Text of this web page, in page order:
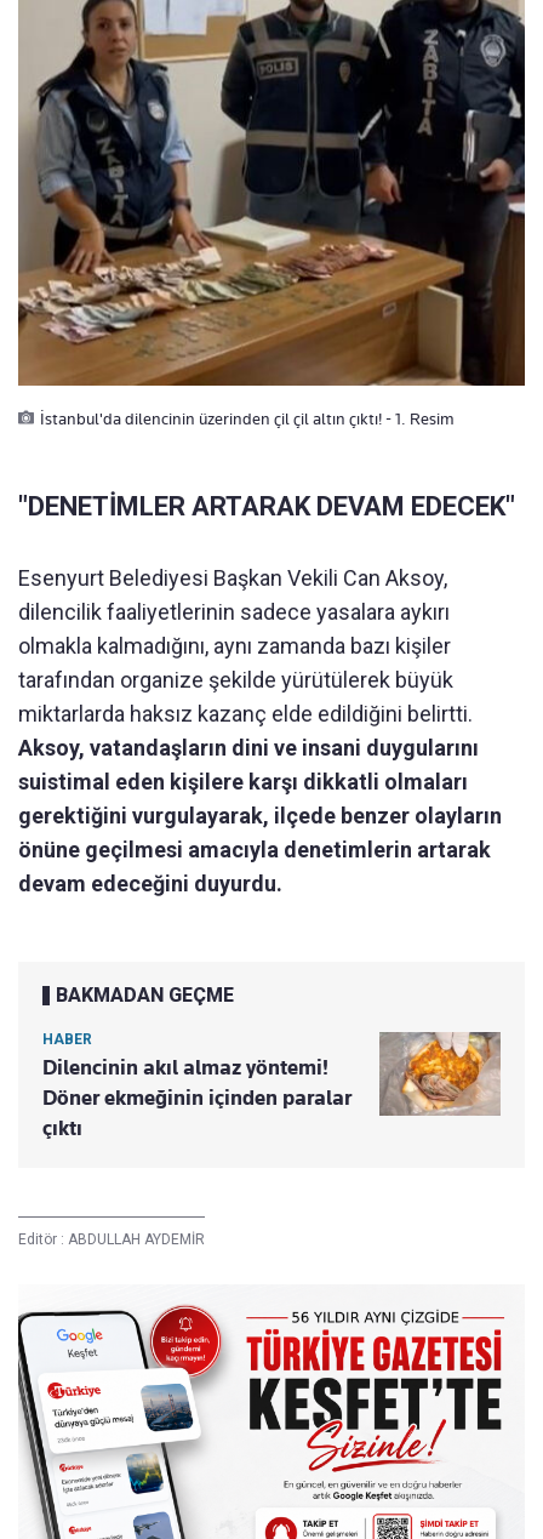
İstanbul'da dilencinin üzerinden çil çil altın çıktı! - 1. Resim
"DENETİMLER ARTARAK DEVAM EDECEK"
Esenyurt Belediyesi Başkan Vekili Can Aksoy,
dilencilik faaliyetlerinin sadece yasalara aykırı
olmakla kalmadığını, aynı zamanda bazı kişiler
tarafından organize şekilde yürütülerek büyük
miktarlarda haksız kazanç elde edildiğini belirtti.
Aksoy, vatandaşların dini ve insani duygularını
suistimal eden kişilere karşı dikkatli olmaları
gerektiğini vurgulayarak, ilçede benzer olayların
önüne geçilmesi amacıyla denetimlerin artarak
devam edeceğini duyurdu.
BAKMADAN GEÇME
HABER
Dilencinin akıl almaz yöntemi!
Döner ekmeğinin içinden paralar
çıktı
Editör : ABDULLAH AYDEMİR